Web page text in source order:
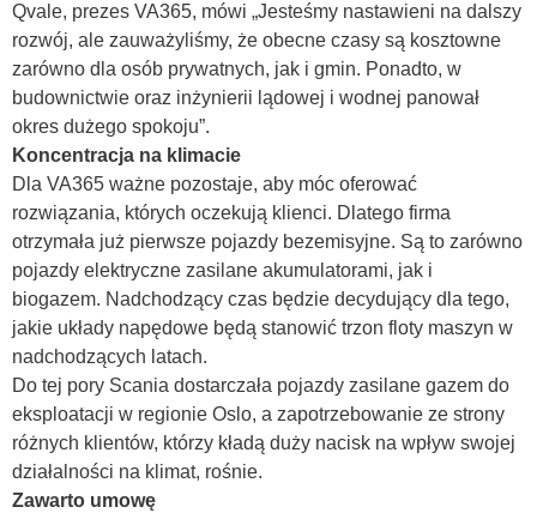
Qvale, prezes VA365, mówi „Jesteśmy nastawieni na dalszy
rozwój, ale zauważyliśmy, że obecne czasy są kosztowne
zarówno dla osób prywatnych, jak i gmin. Ponadto, w
budownictwie oraz inżynierii lądowej i wodnej panował
okres dużego spokoju”.
Koncentracja na klimacie
Dla VA365 ważne pozostaje, aby móc oferować
rozwiązania, których oczekują klienci. Dlatego firma
otrzymała już pierwsze pojazdy bezemisyjne. Są to zarówno
pojazdy elektryczne zasilane akumulatorami, jak i
biogazem. Nadchodzący czas będzie decydujący dla tego,
jakie układy napędowe będą stanowić trzon floty maszyn w
nadchodzących latach.
Do tej pory Scania dostarczała pojazdy zasilane gazem do
eksploatacji w regionie Oslo, a zapotrzebowanie ze strony
różnych klientów, którzy kładą duży nacisk na wpływ swojej
działalności na klimat, rośnie.
Zawarto umowę